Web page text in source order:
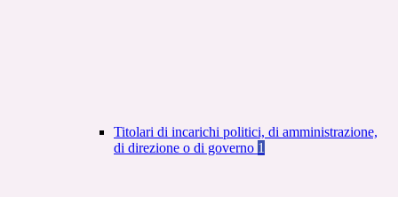
Titolari di incarichi politici, di amministrazione,
di direzione o di governo 1